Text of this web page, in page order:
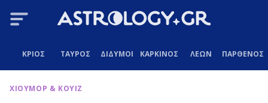
ΚΡΙΟΣ ΤΑΥΡΟΣ ΔΙΔΥΜΟΙ ΚΑΡΚΙΝΟΣ ΛΕΩΝ ΠΑΡΘΕΝΟΣ
ΧΙΟΥΜΟΡ & ΚΟΥΙΖ